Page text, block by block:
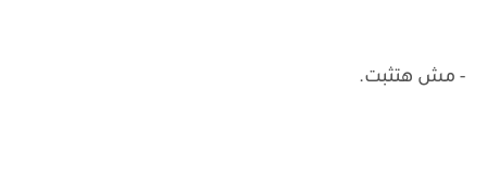
- مش هتثبت.